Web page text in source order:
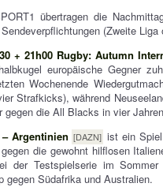
übertragen die
(Zweite
+ 21h00 Rugby: Autumn
europäische Gegner
Wochenende
Strafkicks), während
gegen die All Blacks in vier
Argentinien [DAZN] ist ein
die gewohnt hilflosen
der Testspielserie im
gegen Südafrika und Australien.